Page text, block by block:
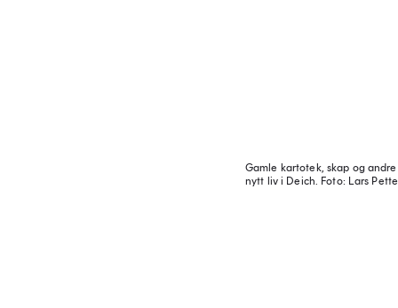
Gamle kartotek, skap og
nytt liv i Deich. Foto: Lars